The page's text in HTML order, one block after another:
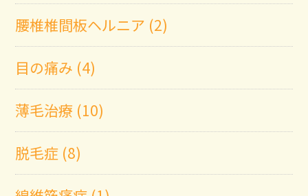
腰椎椎間板ヘルニア (2)
目の痛み (4)
薄毛治療 (10)
脱毛症 (8)